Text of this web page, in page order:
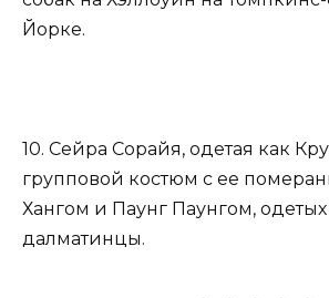
Йорке.
10. Сейра Сорайя, одетая как
групповой костюм с ее
Хангом и Паунг Паунгом, одетых
далматинцы.